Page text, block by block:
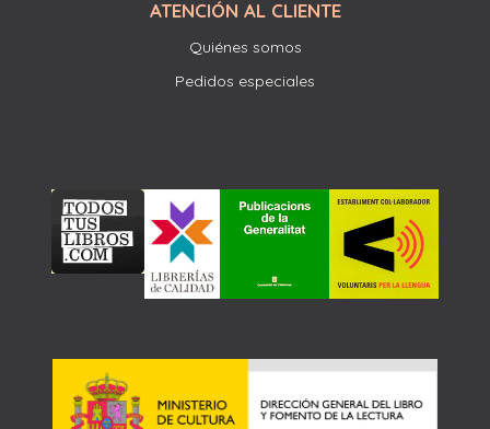
ATENCIÓN AL CLIENTE
Quiénes somos
Pedidos especiales